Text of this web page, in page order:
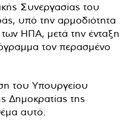
Συνεργασίας του
υπό την αρμοδιότητα
ΗΠΑ, μετά την ένταξη
τον περασμένο
του Υπουργείου
Δημοκρατίας της
αυτό.